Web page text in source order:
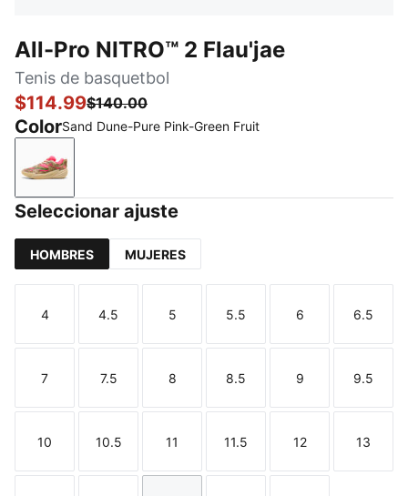
All-Pro NITRO™ 2 Flau'jae
Tenis de basquetbol
$114.99$140.00
ColorSand Dune-Pure Pink-Green Fruit
Sand Dune-Pure Pink-Green Fruit
Seleccionar ajuste
HOMBRES MUJERES
Talla
4
Talla
4.5
Talla
5
Talla
5.5
Talla
6
Talla
6.5
Talla
7
Talla
7.5
Talla
8
Talla
8.5
Talla
9
Talla
9.5
Talla
10
Talla
10.5
Talla
11
Talla
11.5
Talla
12
Talla
13